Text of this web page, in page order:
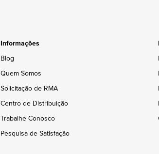
Informações
Blog
Quem Somos
Solicitação de RMA
Centro de Distribuição
Trabalhe Conosco
Pesquisa de Satisfação